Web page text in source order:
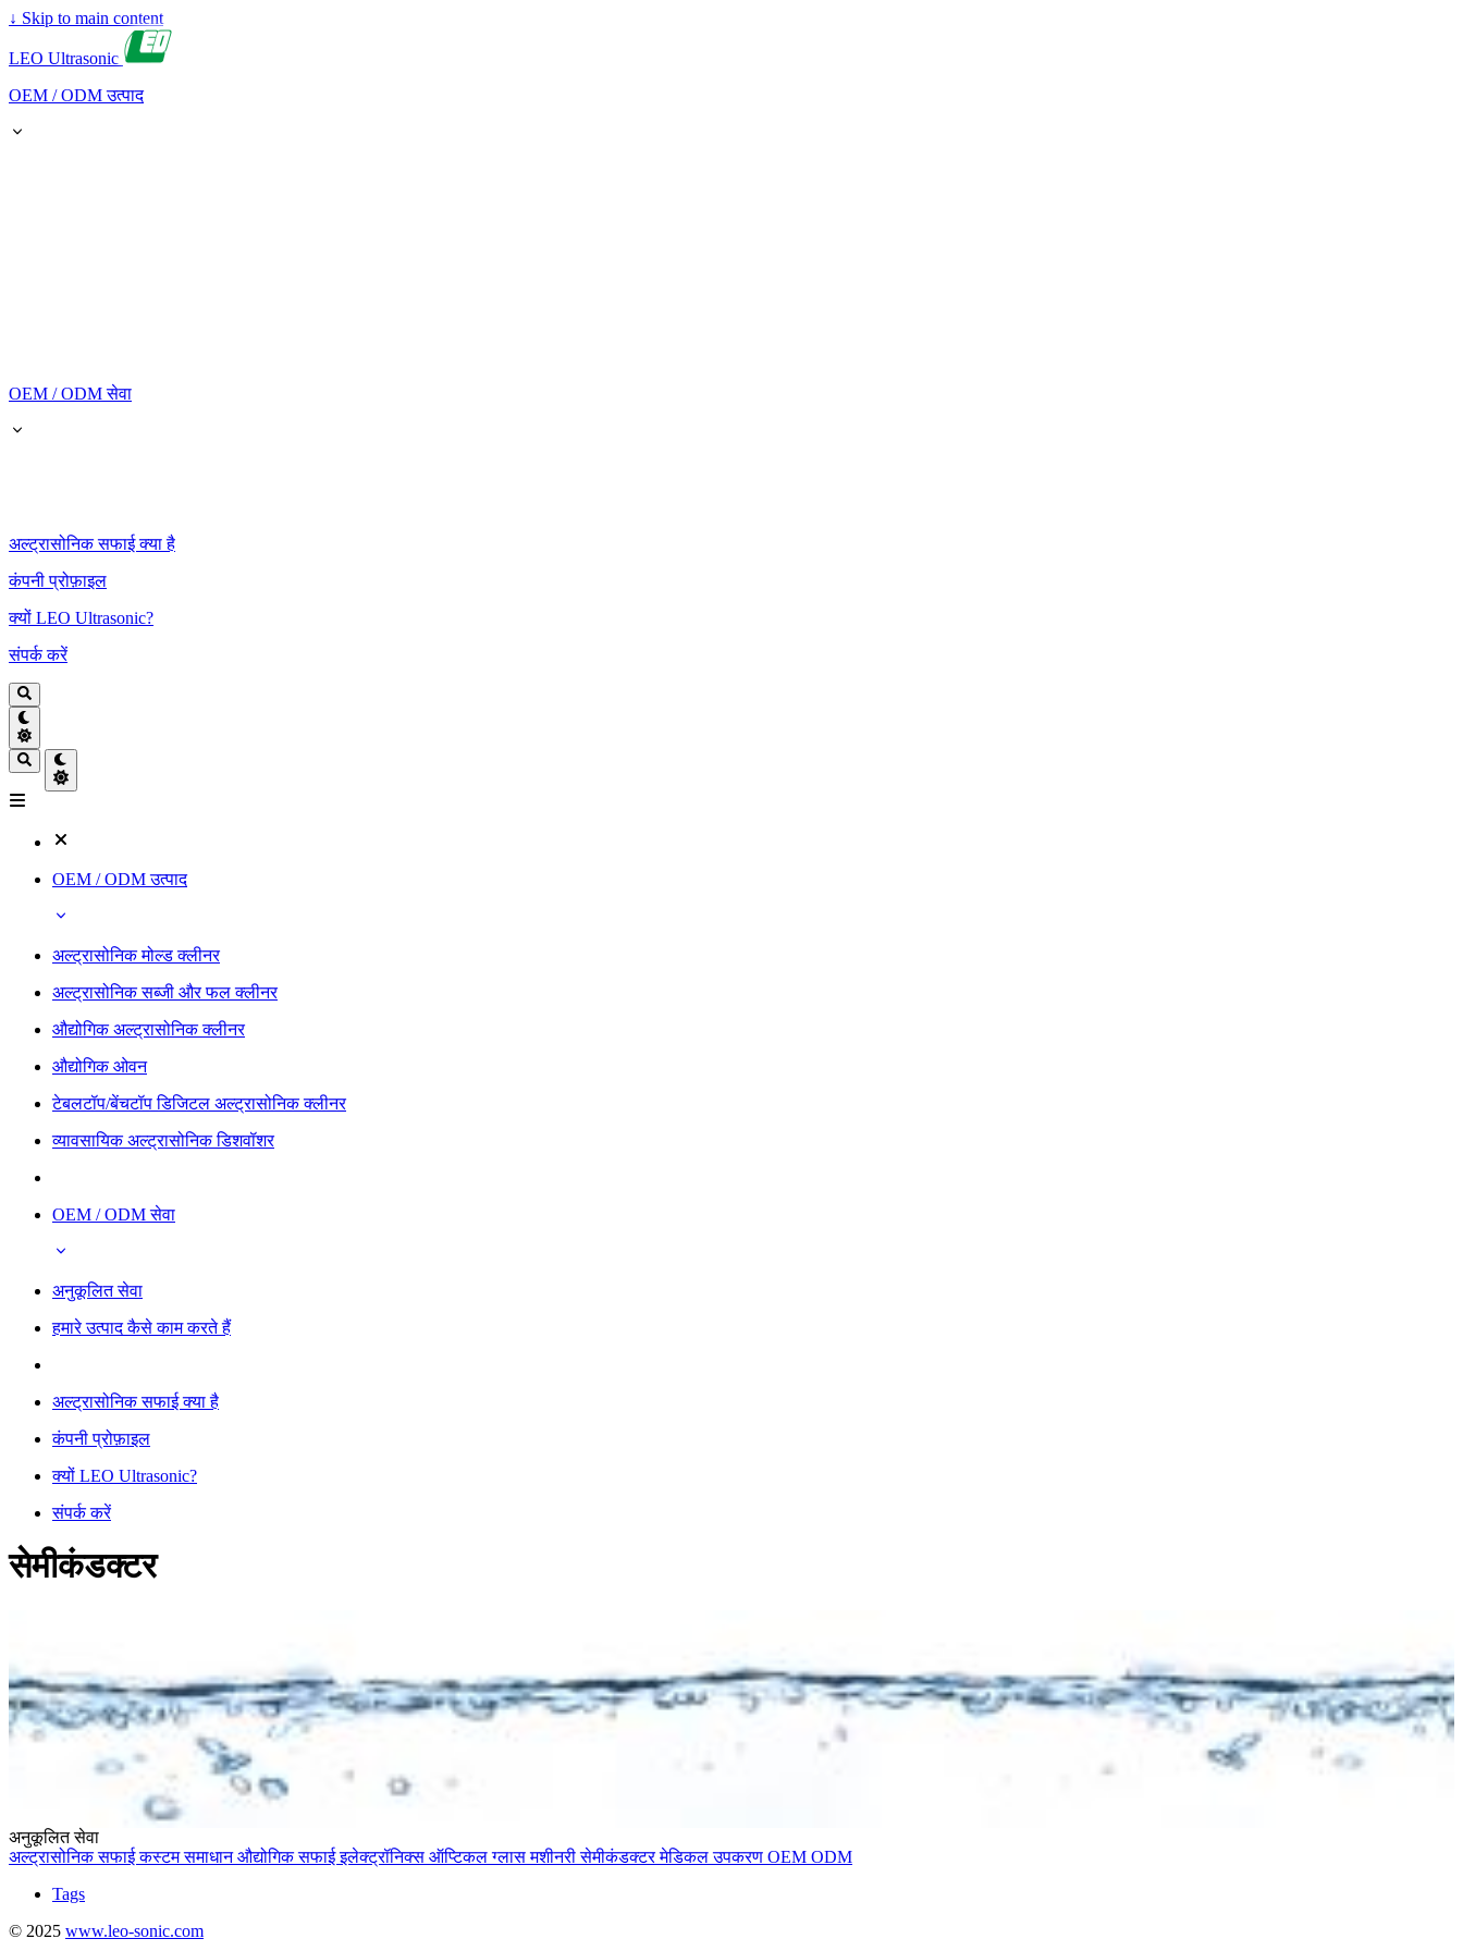
↓ Skip to main content
LEO Ultrasonic
OEM / ODM उत्पाद
OEM / ODM सेवा
अल्ट्रासोनिक सफाई क्या है
कंपनी प्रोफ़ाइल
क्यों LEO Ultrasonic?
संपर्क करें
OEM / ODM उत्पाद
अल्ट्रासोनिक मोल्ड क्लीनर
अल्ट्रासोनिक सब्जी और फल क्लीनर
औद्योगिक अल्ट्रासोनिक क्लीनर
औद्योगिक ओवन
टेबलटॉप/बेंचटॉप डिजिटल अल्ट्रासोनिक क्लीनर
व्यावसायिक अल्ट्रासोनिक डिशवॉशर
OEM / ODM सेवा
अनुकूलित सेवा
हमारे उत्पाद कैसे काम करते हैं
अल्ट्रासोनिक सफाई क्या है
कंपनी प्रोफ़ाइल
क्यों LEO Ultrasonic?
संपर्क करें
सेमीकंडक्टर
अनुकूलित सेवा
अल्ट्रासोनिक सफाईकस्टम समाधानऔद्योगिक सफाईइलेक्ट्रॉनिक्स ऑप्टिकल ग्लासमशीनरीसेमीकंडक्टरमेडिकल उपकरण OEM ODM
Tags
© 2025 www.leo-sonic.com